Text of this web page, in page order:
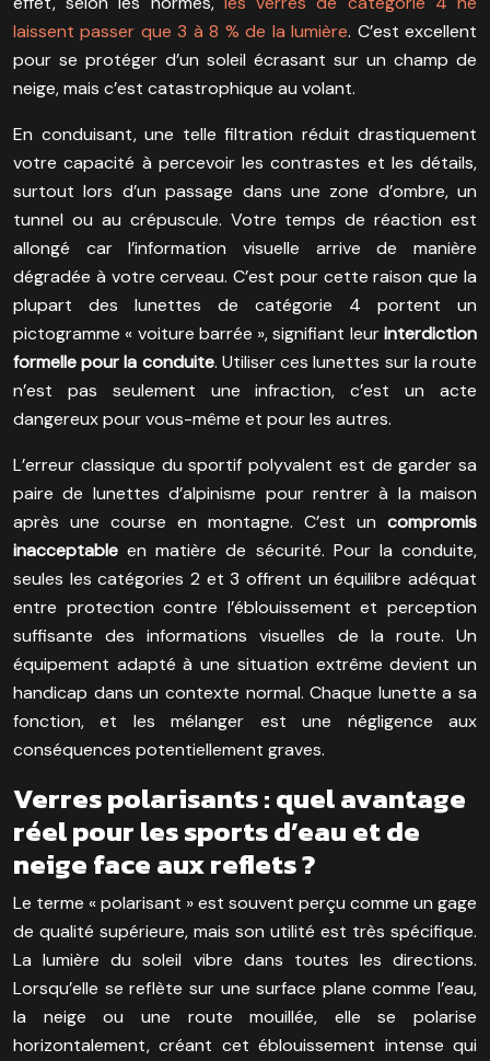
laissent passer que 3 à 8 % de la lumière. C’est excellent
pour se protéger d’un soleil écrasant sur un champ de
neige, mais c’est catastrophique au volant.
En conduisant, une telle filtration réduit drastiquement
votre capacité à percevoir les contrastes et les détails,
surtout lors d’un passage dans une zone d’ombre, un
tunnel ou au crépuscule. Votre temps de réaction est
allongé car l’information visuelle arrive de manière
dégradée à votre cerveau. C’est pour cette raison que la
plupart des lunettes de catégorie 4 portent un
pictogramme « voiture barrée », signifiant leurinterdiction
formelle pour la conduite. Utiliser ces lunettes sur la route
n’est pas seulement une infraction, c’est un acte
dangereux pour vous-même et pour les autres.
L’erreur classique du sportif polyvalent est de garder sa
paire de lunettes d’alpinisme pour rentrer à la maison
après une course en montagne. C’est un compromis
inacceptable en matière de sécurité. Pour la conduite,
seules les catégories 2 et 3 offrent un équilibre adéquat
entre protection contre l’éblouissement et perception
suffisante des informations visuelles de la route. Un
équipement adapté à une situation extrême devient un
handicap dans un contexte normal. Chaque lunette a sa
fonction, et les mélanger est une négligence aux
conséquences potentiellement graves.
Verres polarisants : quel avantage
réel pour les sports d’eau et de
neige face aux reflets ?
Le terme « polarisant » est souvent perçu comme un gage
de qualité supérieure, mais son utilité est très spécifique.
La lumière du soleil vibre dans toutes les directions.
Lorsqu’elle se reflète sur une surface plane comme l’eau,
la neige ou une route mouillée, elle se polarise
horizontalement, créant cet éblouissement intense qui